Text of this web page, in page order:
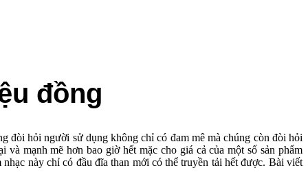
đồng
đòi hỏi người sử dụng không chỉ có đam mê mà chúng còn đòi hỏi
mạnh mẽ hơn bao giờ hết mặc cho giá cả của một số sản phẩm
này chỉ có đầu đĩa than mới có thể truyền tải hết được. Bài viết